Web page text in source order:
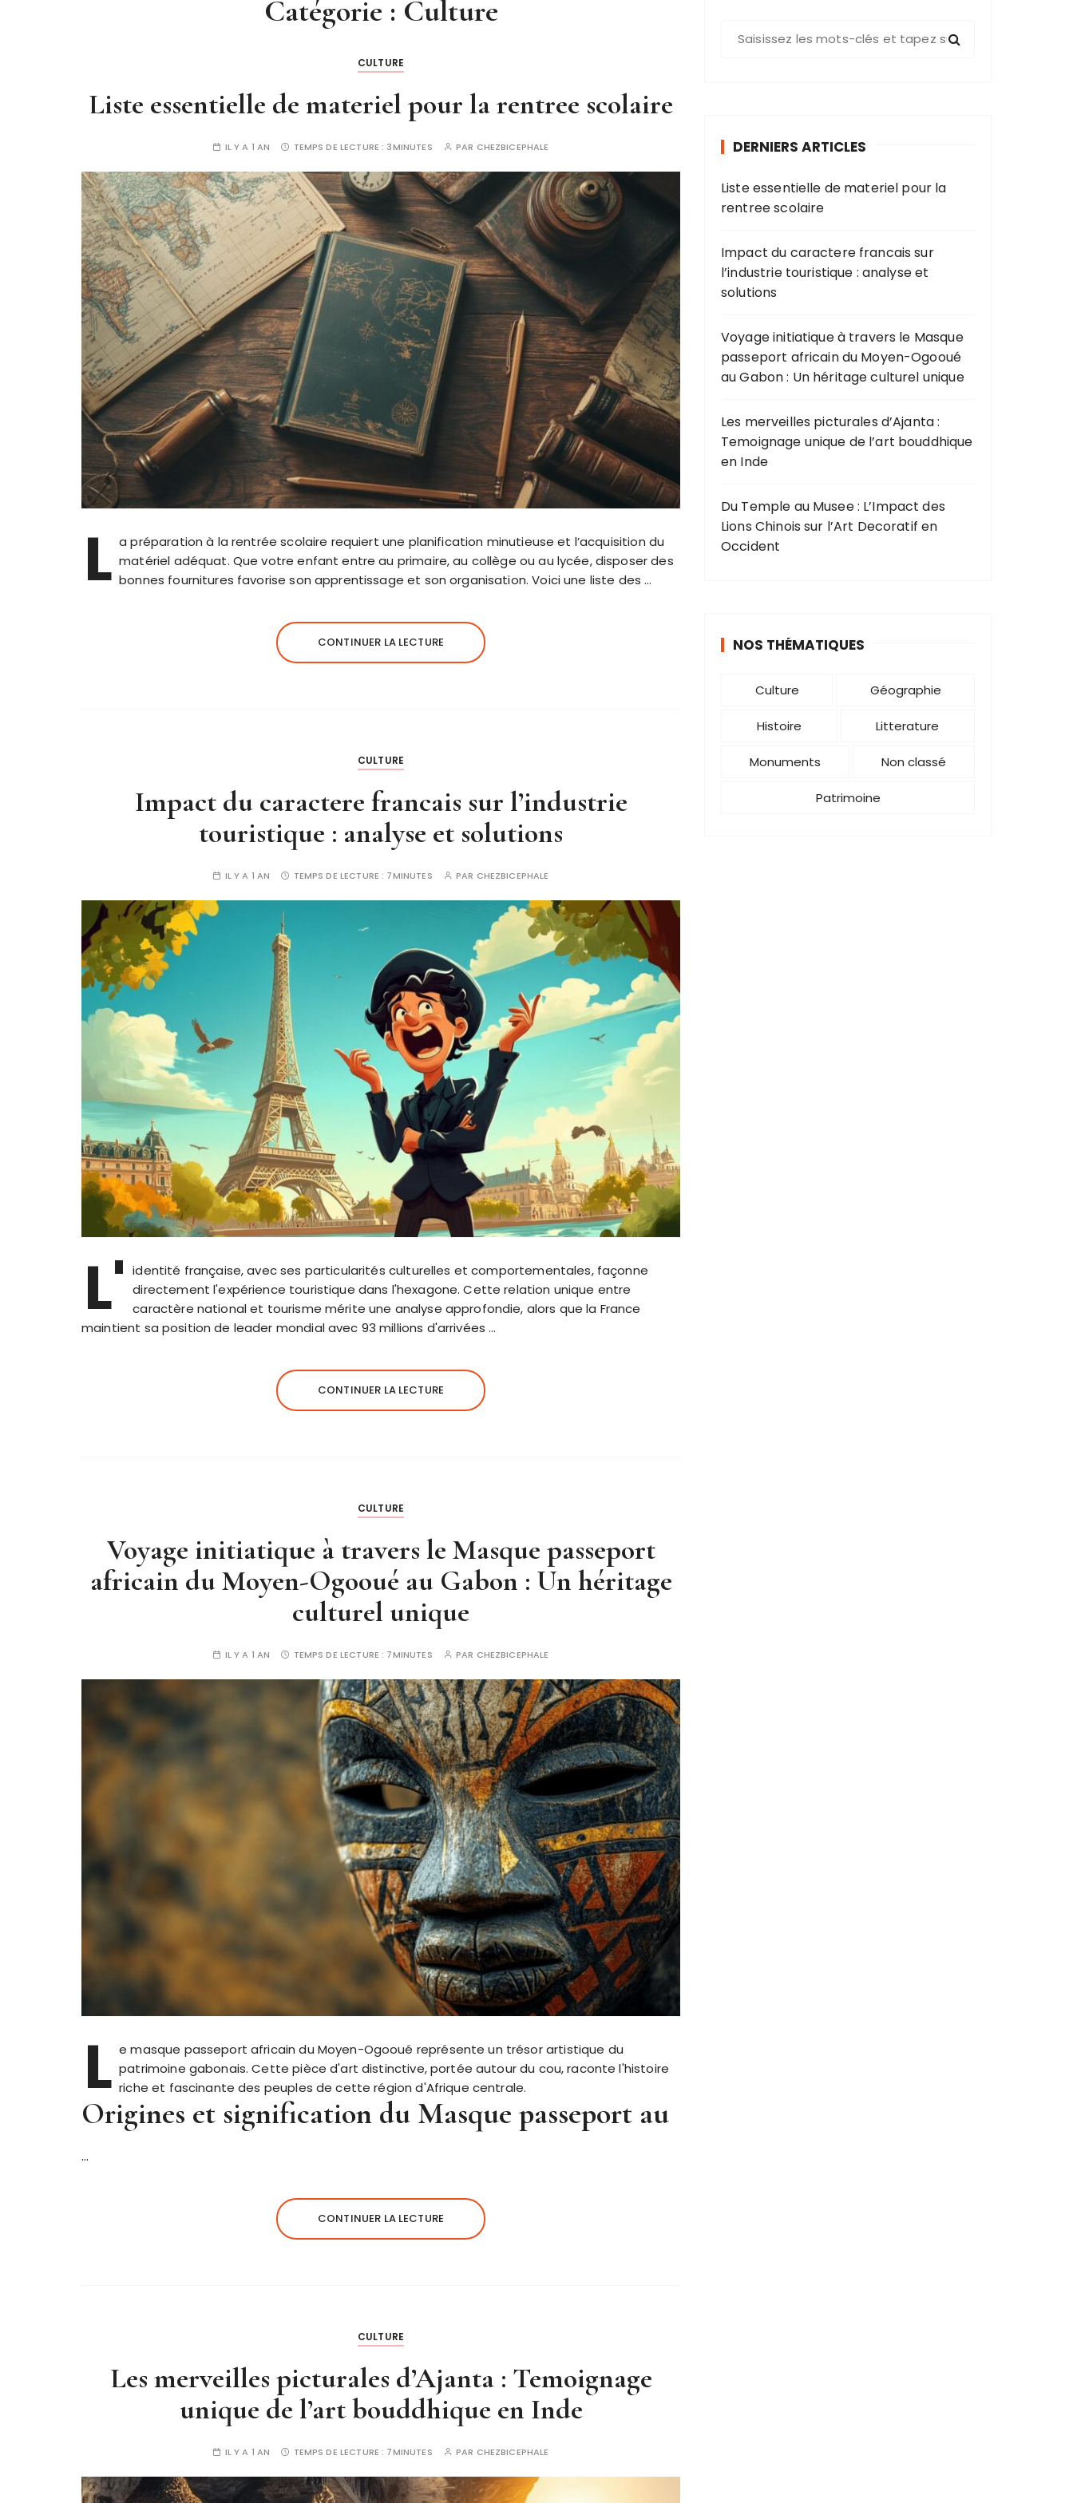
Catégorie : Culture
CULTURE
Liste essentielle de materiel pour la rentree scolaire
IL Y A 1 AN TEMPS DE LECTURE : 3MINUTES PAR CHEZBICEPHALE
L a préparation à la rentrée scolaire requiert une planification minutieuse et l’acquisition du
matériel adéquat. Que votre enfant entre au primaire, au collège ou au lycée, disposer des
bonnes fournitures favorise son apprentissage et son organisation. Voici une liste des …
CONTINUER LA LECTURE
CULTURE
Impact du caractere francais sur l’industrie
touristique : analyse et solutions
IL Y A 1 AN TEMPS DE LECTURE : 7MINUTES PAR CHEZBICEPHALE
L' identité française, avec ses particularités culturelles et comportementales, façonne
directement l'expérience touristique dans l'hexagone. Cette relation unique entre
caractère national et tourisme mérite une analyse approfondie, alors que la France
maintient sa position de leader mondial avec 93 millions d'arrivées …
CONTINUER LA LECTURE
CULTURE
Voyage initiatique à travers le Masque passeport
africain du Moyen-Ogooué au Gabon : Un héritage
culturel unique
IL Y A 1 AN TEMPS DE LECTURE : 7MINUTES PAR CHEZBICEPHALE
L e masque passeport africain du Moyen-Ogooué représente un trésor artistique du
patrimoine gabonais. Cette pièce d'art distinctive, portée autour du cou, raconte l'histoire
riche et fascinante des peuples de cette région d'Afrique centrale.
Origines et signification du Masque passeport au
…
CONTINUER LA LECTURE
CULTURE
Les merveilles picturales d’Ajanta : Temoignage
unique de l’art bouddhique en Inde
IL Y A 1 AN TEMPS DE LECTURE : 7MINUTES PAR CHEZBICEPHALE
e
p
u
r
DERNIERS ARTICLES
Liste essentielle de materiel pour la
rentree scolaire
Impact du caractere francais sur
l’industrie touristique : analyse et
solutions
Voyage initiatique à travers le Masque
passeport africain du Moyen-Ogooué
au Gabon : Un héritage culturel unique
Les merveilles picturales d’Ajanta :
Temoignage unique de l’art bouddhique
en Inde
Du Temple au Musee : L’Impact des
Lions Chinois sur l’Art Decoratif en
Occident
NOS THÉMATIQUES
Culture Géographie
Histoire Litterature
Monuments Non classé
Patrimoine